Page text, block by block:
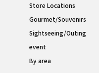
Store Locations
Gourmet/Souvenirs
Sightseeing/Outing
event
By area